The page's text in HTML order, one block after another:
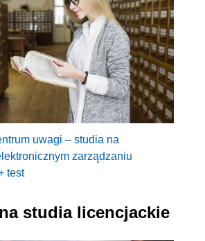
uwagi – studia na
zarządzaniu
test
studia licencjackie